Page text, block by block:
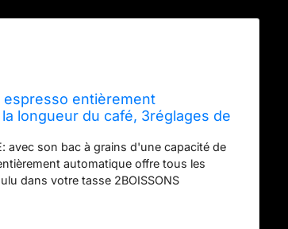
espresso entièrement
longueur du café, 3réglages de
avec son bac à grains d'une capacité de
automatique offre tous les
dans votre tasse 2BOISSONS
de 220ml, et possibilité de préparer